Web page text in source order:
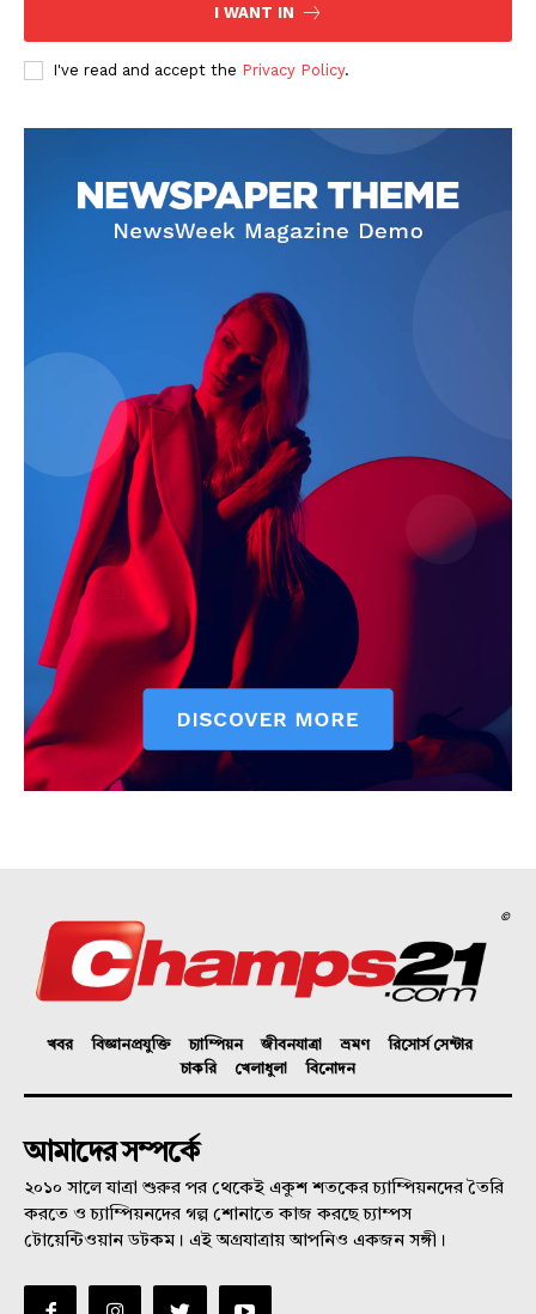
Subscription Plans
My account
I WANT IN
I've read and accept the Privacy Policy.
©
খবর বিজ্ঞানপ্রযুক্তি চ্যাম্পিয়ন জীবনযাত্রা ভ্রমণ
রিসোর্স সেন্টার
চাকরি
খেলাধুলা বিনোদন
আমাদের সম্পর্কে
২০১০ সালে যাত্রা শুরুর পর থেকেই একুশ শতকের চ্যাম্পিয়নদের তৈরি
করতে ও চ্যাম্পিয়নদের গল্প শোনাতে কাজ করছে চ্যাম্পস
টোয়েন্টিওয়ান ডটকম। এই অগ্রযাত্রায় আপনিও একজন সঙ্গী।